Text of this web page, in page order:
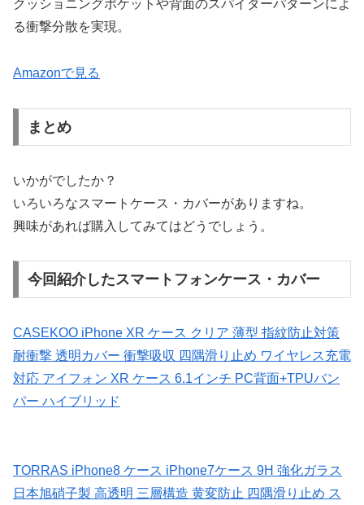
クッショニングポケットや背面のスパイダーパターンによ
る衝撃分散を実現。
Amazonで見る
まとめ
いかがでしたか？
いろいろなスマートケース・カバーがありますね。
興味があれば購入してみてはどうでしょう。
今回紹介したスマートフォンケース・カバー
CASEKOO iPhone XR ケース クリア 薄型 指紋防止対策
耐衝撃 透明カバー 衝撃吸収 四隅滑り止め ワイヤレス充電
対応 アイフォン XR ケース 6.1インチ PC背面+TPUバン
パー ハイブリッド
TORRAS iPhone8 ケース iPhone7ケース 9H 強化ガラス
日本旭硝子製 高透明 三層構造 黄変防止 四隅滑り止め ス